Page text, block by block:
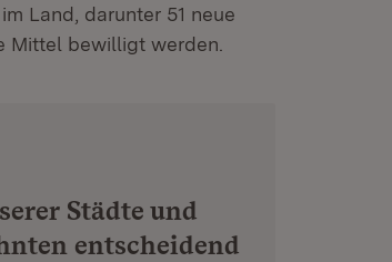
Land, darunter 51 neue
Mittel bewilligt werden.
Städte und
entscheidend